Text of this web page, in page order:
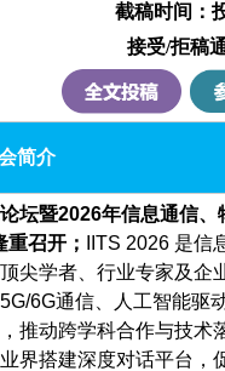
截稿时间：
接受/拒稿
简介
坛暨2026年信息通信
重召开；
IITS 2026 是
尖学者、行业专家及
6G通信、人工智能
推动跨学科合作与技
界搭建深度对话平台